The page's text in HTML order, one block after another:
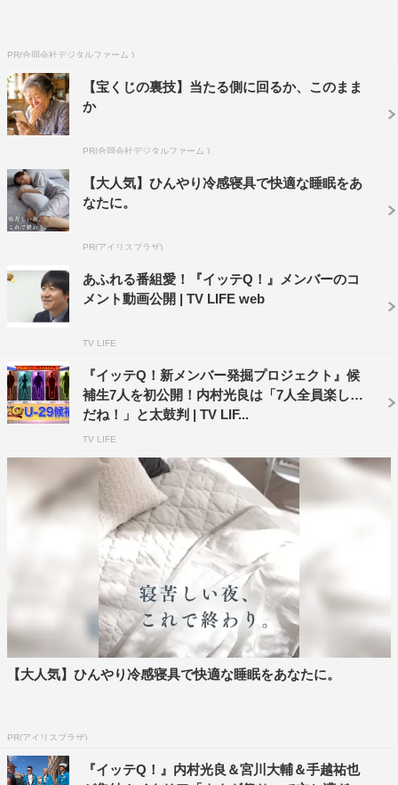
ANZEN漫才
PR(合同会社デジタルファーム )
【宝くじの裏技】当たる側に回るか、このまま
か
PR(合同会社デジタルファーム )
【大人気】ひんやり冷感寝具で快適な睡眠をあ
なたに。
PR(アイリスプラザ)
あふれる番組愛！『イッテQ！』メンバーのコ
メント動画公開 | TV LIFE web
TV LIFE
『イッテQ！新メンバー発掘プロジェクト』候
補生7人を初公開！内村光良は「7人全員楽しみ
だね！」と太鼓判 | TV LIF...
TV LIFE
【大人気】ひんやり冷感寝具で快適な睡眠をあなたに。
PR(アイリスプラザ)
『イッテQ！』内村光良＆宮川大輔＆手越祐也